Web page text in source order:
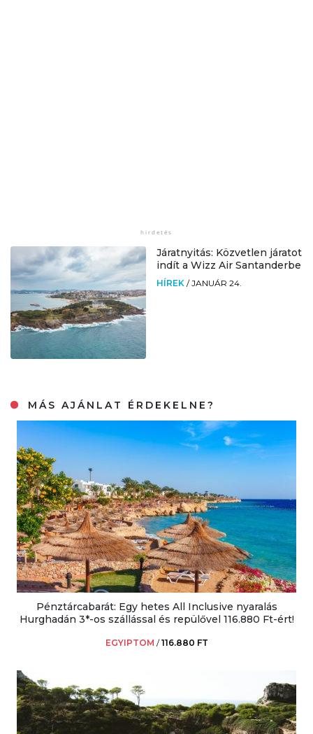
Járatnyitás: Közvetlen járatot
indít a Wizz Air Santanderbe
HÍREK /JANUÁR 24.
MÁS AJÁNLAT ÉRDEKELNE?
Pénztárcabarát: Egy hetes All Inclusive nyaralás
Hurghadán 3*-os szállással és repülővel 116.880 Ft-ért!
EGYIPTOM /116.880 FT